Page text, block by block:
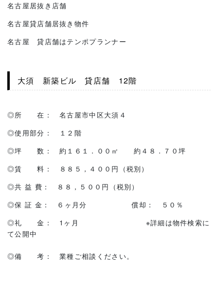
名古屋居抜き店舗
名古屋貸店舗居抜き物件
名古屋 貸店舗はテンポプランナー
大須 新築ビル 貸店舗 12階
◎所 在： 名古屋市中区大須４
◎使用部分： １２階
◎坪 数： 約１６１．００㎡ 約４８．７０坪
◎賃 料： ８８５，４００円（税別）
◎共 益 費： ８８，５００円（税別）
◎保 証 金： ６ヶ月分 償却： ５０％
◎礼 金： 1ヶ月 ※詳細は物件検索に
て公開中
◎備 考： 業種ご相談ください。